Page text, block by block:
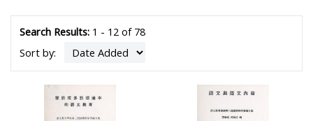
Search Results:1 - 12 of 78
Sort by: